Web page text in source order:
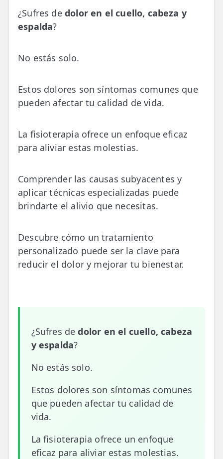
💆‍♀️ Tratamientos
😓 Síntomas
🏢 Empresas
🔍 Buscador Clínicas
📍 Barrio del Pilar
📍 Chamberí - Centro
📍 Barrio Salamanca
📍 Carabanchel - Usera
📍 Bravo Murillo
📍 Getafe
🎁 Tarjetas Regalo
CONTACTO
☎️ 91 005 23 63
📧 Contacta
¿Sufres de dolor en el cuello, cabeza y
espalda?
No estás solo.
Estos dolores son síntomas comunes que
pueden afectar tu calidad de vida.
La fisioterapia ofrece un enfoque eficaz
para aliviar estas molestias.
Comprender las causas subyacentes y
aplicar técnicas especializadas puede
brindarte el alivio que necesitas.
Descubre cómo un tratamiento
personalizado puede ser la clave para
reducir el dolor y mejorar tu bienestar.
¿Sufres dedolor en el cuello, cabeza
y espalda?
No estás solo.
Estos dolores son síntomas comunes
que pueden afectar tu calidad de
vida.
La fisioterapia ofrece un enfoque
eficaz para aliviar estas molestias.